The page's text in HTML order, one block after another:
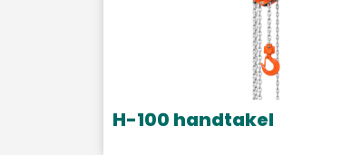
H-100 handtakel